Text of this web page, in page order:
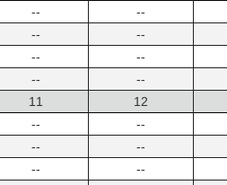
--
--
--
--
--
--
--
--
11
--
--
--
12
--
--
--